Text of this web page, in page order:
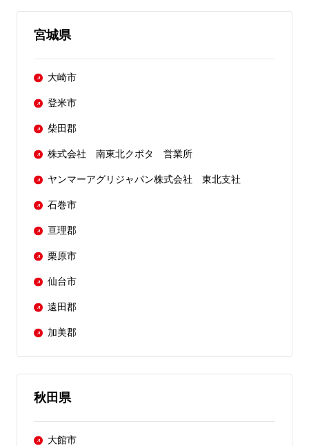
宮城県
大崎市
登米市
柴田郡
株式会社 南東北クボタ 営業所
ヤンマーアグリジャパン株式会社 東北支社
石巻市
亘理郡
栗原市
仙台市
遠田郡
加美郡
秋田県
大館市